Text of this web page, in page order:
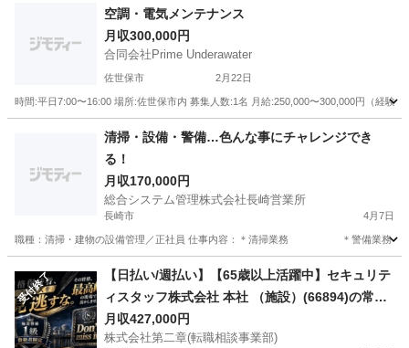
空調・電気メンテナンス
月収300,000円
合同会社Prime Underawater
佐世保市 2月22日
時間:平日7:00〜16:00 場所:佐世保市内 募集人数:1名 月給:250,000〜300,000円（経験
ビル管理
清掃・設備・警備…色んな事にチャレンジでき
る！
月収170,000円
総合システム管理株式会社長崎営業所
長崎市 4月7日
職種：清掃・建物の設備管理／正社員 仕事内容：＊清掃業務
清掃 長崎 大村市 清掃 業務
受付終了
【日払い/週払い】【65歳以上活躍中】セキュリテ
ィスタッフ株式会社 本社 （施設）(66894)の常駐
施設警備の正社員 - 長崎駅 長崎県長崎市(長崎)常
駐施設警備
月収427,000円
株式会社第二章(転職相談事業部)